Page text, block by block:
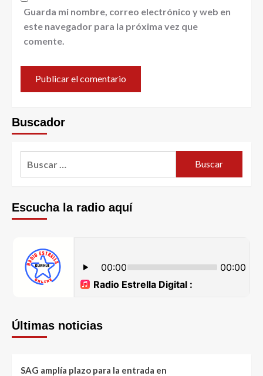
Guarda mi nombre, correo electrónico y web en
este navegador para la próxima vez que
comente.
Buscador
Escucha la radio aquí
Últimas noticias
SAG amplía plazo para la entrada en